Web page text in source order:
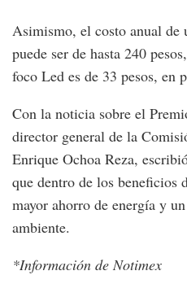
Asimismo, el costo anual de
puede ser de hasta 240
foco Led es de 33 pesos, en
Con la noticia sobre el
director general de la
Enrique Ochoa Reza,
que dentro de los beneficios
mayor ahorro de energía y
ambiente.
*Información de Notimex